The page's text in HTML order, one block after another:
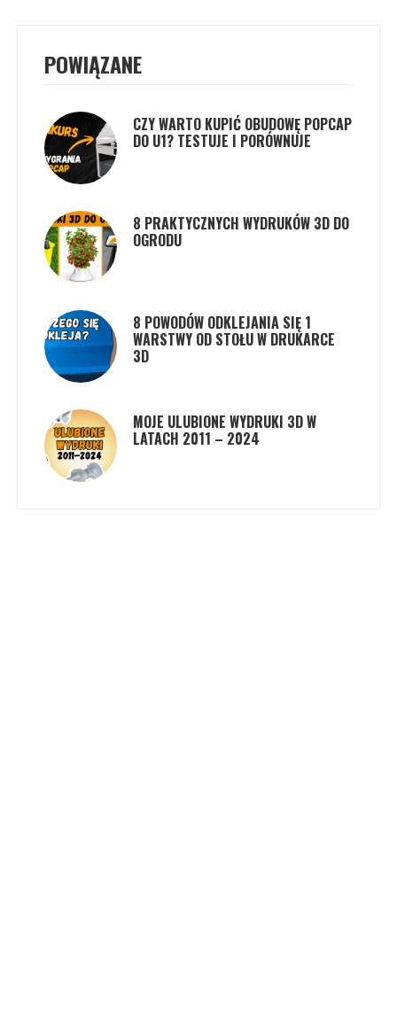
POWIĄZANE
CZY WARTO KUPIĆ OBUDOWĘ POPCAP
DO U1? TESTUJE I PORÓWNUJE
8 PRAKTYCZNYCH WYDRUKÓW 3D DO
OGRODU
8 POWODÓW ODKLEJANIA SIĘ 1
WARSTWY OD STOŁU W DRUKARCE
3D
MOJE ULUBIONE WYDRUKI 3D W
LATACH 2011 – 2024